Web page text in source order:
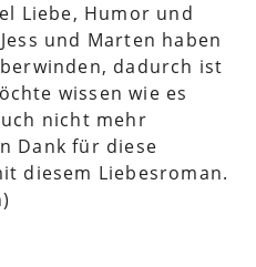
Liebe, Humor und
und Marten haben
dadurch ist
wissen wie es
nicht mehr
Dank für diese
diesem Liebesroman.